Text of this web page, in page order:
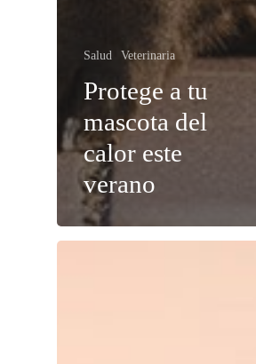
Salud Veterinaria
Protege a tu
mascota del
calor este
verano